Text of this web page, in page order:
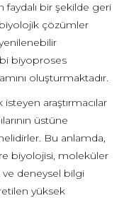
faydalı bir şekilde geri
çözümler
biyoproses
oluşturmaktadır.
araştırmacılar
üstüne
Bu anlamda,
biyolojisi, moleküler
ve deneysel bilgi
yüksek